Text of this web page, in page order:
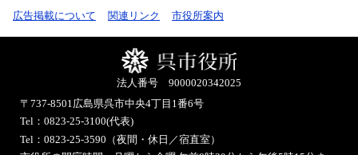
広告掲載について
関連リンク 市役所案内
法人番号 9000020342025
〒737-8501広島県呉市中央4丁目1番6号
Tel：0823-25-3100(代表)
Tel：0823-25-3590（夜間・休日／宿直室）